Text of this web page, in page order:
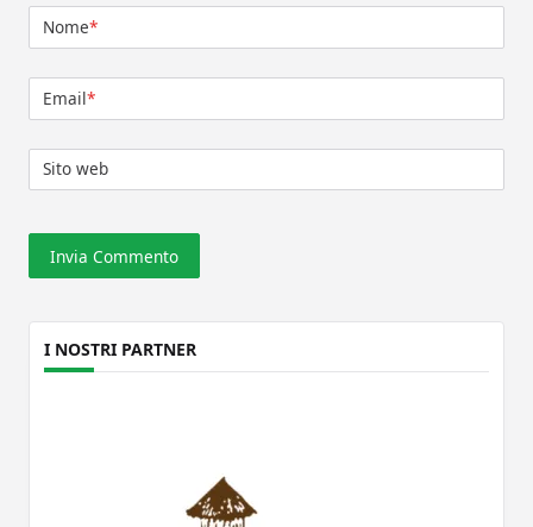
Nome*
Email*
Sito web
I NOSTRI PARTNER